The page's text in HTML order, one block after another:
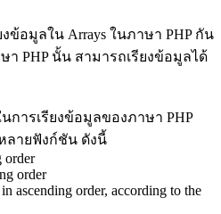
ข้อมูลใน Arrays ในภาษา PHP กัน
า PHP นั้น สามารถเรียงข้อมูลได้
ารเรียงข้อมูลของภาษา PHP
ลายฟังก์ชัน ดังนี้
order
order
ascending order, according to the